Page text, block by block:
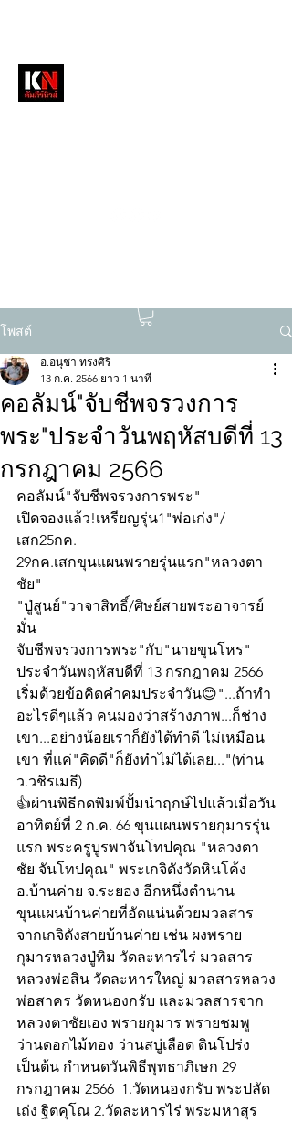
โพสต์
คอลัมน์"จับชีพจรวงการ
พระ"ประจำวันพฤหัสบดีที่ 13
กรกฎาคม 2566
อ.อนุชา ทรงศิริ
13 ก.ค. 2566 ยาว 1 นาที
คอลัมน์"จับชีพจรวงการพระ"
เปิดจองแล้ว!เหรียญรุ่น1"พ่อเก่ง"/
เสก25กค.
29กค.เสกขุนแผนพรายรุ่นแรก"หลวงตา
ชัย"
"ปู่สูนย์"วาจาสิทธิ์/ศิษย์สายพระอาจารย์
มั่น
จับชีพจรวงการพระ"กับ"นายขุนโหร"
ประจำวันพฤหัสบดีที่ 13 กรกฎาคม 2566
เริ่มด้วยข้อคิดคำคมประจำวัน😊"...ถ้าทำ
อะไรดีๆแล้ว คนมองว่าสร้างภาพ...ก็ช่าง
เขา...อย่างน้อยเราก็ยังได้ทำดี ไม่เหมือน
เขา ที่แค่"คิดดี"ก็ยังทำไม่ได้เลย..."(ท่าน
ว.วชิรเมธี)
👍ผ่านพิธีกดพิมพ์ปั้มนำฤกษ์ไปแล้วเมื่อวัน
อาทิตย์ที่ 2 ก.ค. 66 ขุนแผนพรายกุมารรุ่น
แรก พระครูบูรพาจันโทปคุณ "หลวงตา
ชัย จันโทปคุณ" พระเกจิดังวัดหินโค้ง
อ.บ้านค่าย จ.ระยอง อีกหนึ่งตำนาน
ขุนแผนบ้านค่ายที่อัดแน่นด้วยมวลสาร
จากเกจิดังสายบ้านค่าย เช่น ผงพราย
กุมารหลวงปู่ทิม วัดละหารไร่ มวลสาร
หลวงพ่อสิน วัดละหารใหญ่ มวลสารหลวง
พ่อสาคร วัดหนองกรับ และมวลสารจาก
หลวงตาชัยเอง พรายกุมาร พรายชมพู
ว่านดอกไม้ทอง ว่านสบู่เลือด ดินโปร่ง
เป็นต้น กำหนดวันพิธีพุทธาภิเษก 29
กรกฎาคม 2566  1.วัดหนองกรับ พระปลัด
เถ่ง ฐิตคุโณ 2.วัดละหารไร่ พระมหาสุร